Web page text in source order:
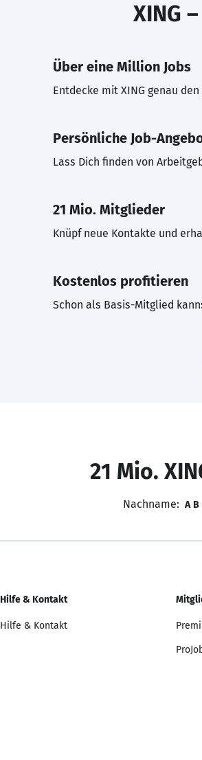
XING
Über eine Million Jobs
Entdecke mit XING genau
Persönliche Job-
Lass Dich finden von
21 Mio. Mitglieder
Knüpf neue Kontakte und
Kostenlos profitieren
Schon als Basis-Mitglied
21 Mio.
Nachname: A B
Hilfe & Kontakt
Hilfe & Kontakt